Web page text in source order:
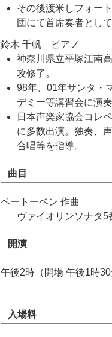
その後渡米しフォー
団にて首席奏者として
鈴木 千帆 ピアノ
神奈川県立平塚江南
攻修了。
98年、01年サンタ・
デミー等講習会に演
日本声楽家協会コレ
に多数出演。独奏、
合唱等を指導。
曲目
ベートーベン 作曲
ヴァイオリンソナタ
開演
午後2時（開場 午後1時30
入場料